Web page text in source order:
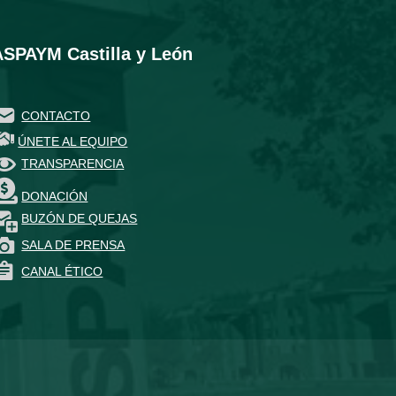
Castilla y León
CONTACTO
ÚNETE AL EQUIPO
TRANSPARENCIA
DONACIÓN
BUZÓN DE QUEJAS
SALA DE PRENSA
CANAL ÉTICO